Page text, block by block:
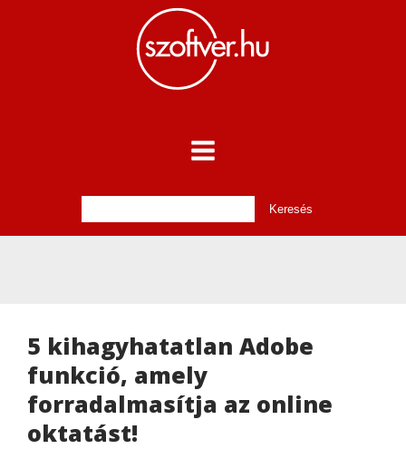
5 kihagyhatatlan Adobe
funkció, amely
forradalmasítja az online
oktatást!